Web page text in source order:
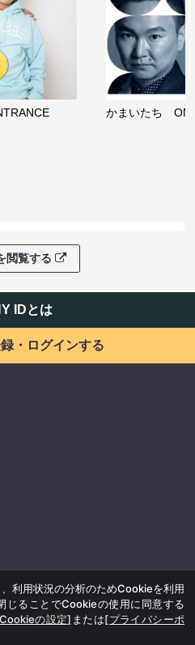
かまいたち
閲覧する
IDとは
・ログインする
利用状況の分析のためCookieを利用
じることでCookieの使用に同意する
の設定] または[プライバシーポ